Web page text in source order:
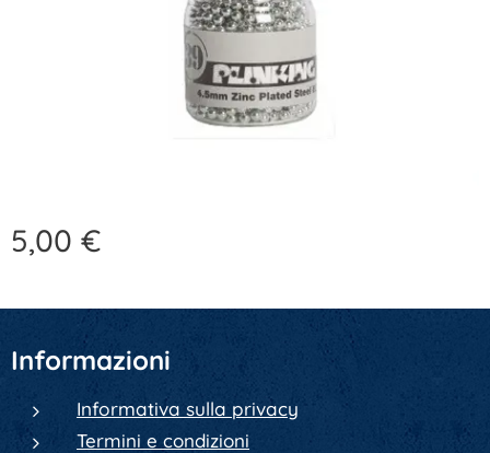
5,00 €
Informazioni
Informativa sulla privacy
Termini e condizioni